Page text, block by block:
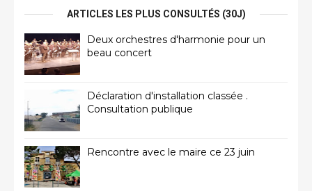
ARTICLES LES PLUS CONSULTÉS (30J)
Deux orchestres d'harmonie pour un
beau concert
Déclaration d'installation classée .
Consultation publique
Rencontre avec le maire ce 23 juin